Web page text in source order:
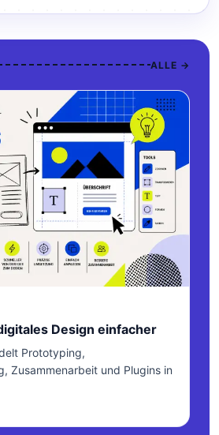
ALLE →
Design einfacher
Prototyping,
Zusammenarbeit und Plugins in